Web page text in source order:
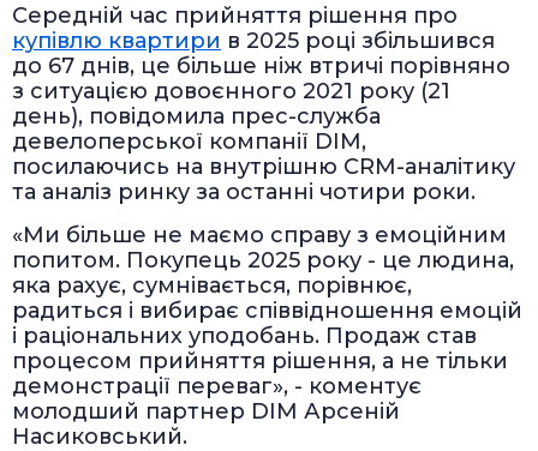
Середній час прийняття рішення про
купівлю квартири в 2025 році збільшився
до 67 днів, це більше ніж втричі порівняно
з ситуацією довоєнного 2021 року (21
день), повідомила прес-служба
девелоперської компанії DIM,
посилаючись на внутрішню CRM-аналітику
та аналіз ринку за останні чотири роки.
«Ми більше не маємо справу з емоційним
попитом. Покупець 2025 року - це людина,
яка рахує, сумнівається, порівнює,
радиться і вибирає співвідношення емоцій
і раціональних уподобань. Продаж став
процесом прийняття рішення, а не тільки
демонстрації переваг», - коментує
молодший партнер DIM Арсеній
Насиковський.